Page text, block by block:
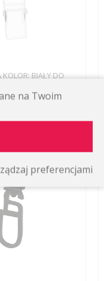
BIAŁY DO
na Twoim
preferencjami